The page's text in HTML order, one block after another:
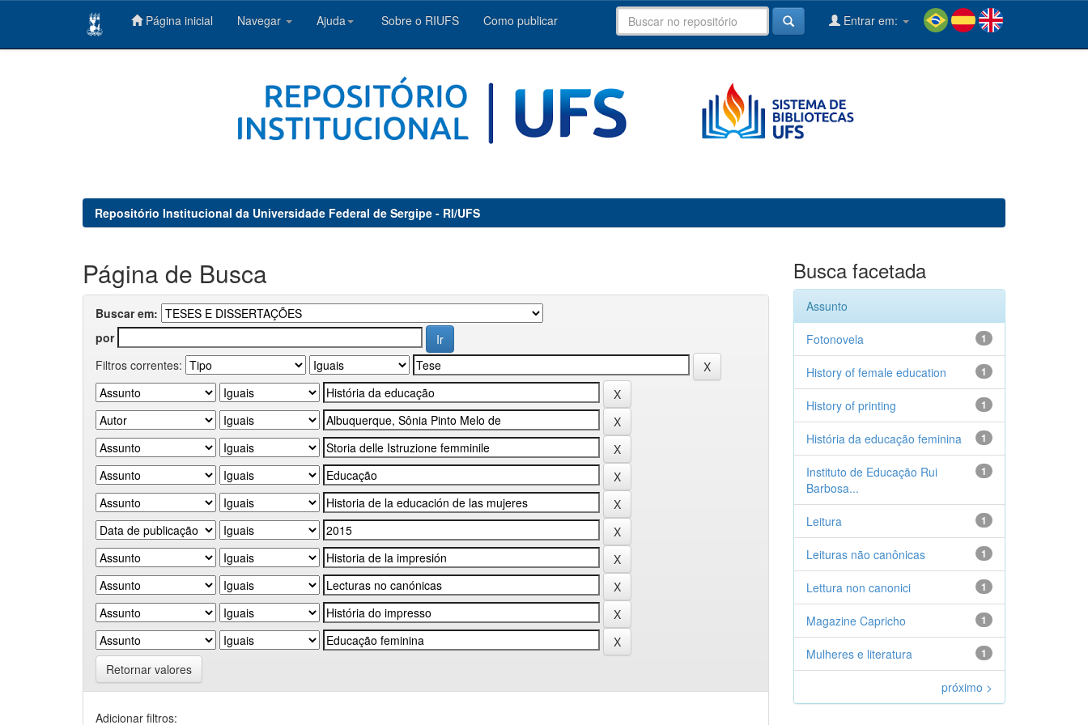
Página inicial Navegar Ajuda Sobre o RIUFS Como publicar Entrar em:
Repositório Institucional da Universidade Federal de Sergipe - RI/UFS
Página de Busca
Buscar em:
por
Filtros correntes:
Retornar valores
Adicionar filtros:
Busca facetada
Assunto
1
Fotonovela
1
History of female education
1
History of printing
1
História da educação feminina
1
Instituto de Educação Rui
Barbosa...
1
Leitura
1
Leituras não canônicas
1
Lettura non canonici
1
Magazine Capricho
1
Mulheres e literatura
próximo >